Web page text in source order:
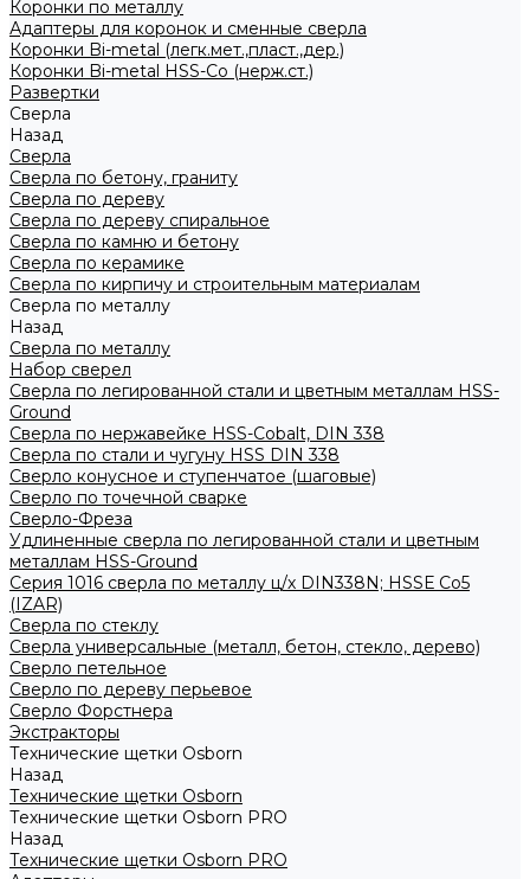
Коронки по металлу
Адаптеры для коронок и сменные сверла
Коронки Bi-metal (легк.мет.,пласт.,дер.)
Коронки Bi-metal HSS-Co (нерж.ст.)
Развертки
Сверла
Назад
Сверла
Сверла по бетону, граниту
Сверла по дереву
Сверла по дереву спиральное
Сверла по камню и бетону
Сверла по керамике
Сверла по кирпичу и строительным материалам
Сверла по металлу
Назад
Сверла по металлу
Набор сверел
Сверла по легированной стали и цветным металлам HSS-
Ground
Сверла по нержавейке HSS-Cobalt, DIN 338
Сверла по стали и чугуну HSS DIN 338
Сверло конусное и ступенчатое (шаговые)
Сверло по точечной сварке
Сверло-Фреза
Удлиненные сверла по легированной стали и цветным
металлам HSS-Ground
Серия 1016 сверла по металлу ц/х DIN338N; HSSЕ Со5
(IZAR)
Сверла по стеклу
Сверла универсальные (металл, бетон, стекло, дерево)
Сверло петельное
Сверло по дереву перьевое
Сверло Форстнера
Экстракторы
Технические щетки Osborn
Назад
Технические щетки Osborn
Технические щетки Osborn PRO
Назад
Технические щетки Osborn PRO